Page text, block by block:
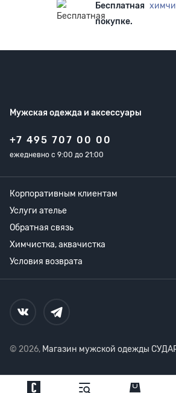
Бесплатная
покупке.
Мужская одежда и аксессуары
+7 495 707 00 00
ежедневно с 9:00 до 21:00
Корпоративным клиентам
Услуги ателье
Обратная связь
Химчистка, аквачистка
Условия возврата
© 2026, Магазин мужской одежды